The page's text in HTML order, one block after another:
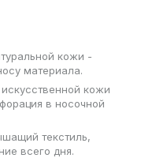
кожи -
материала.
кожи
в носочной
текстиль,
всего дня.